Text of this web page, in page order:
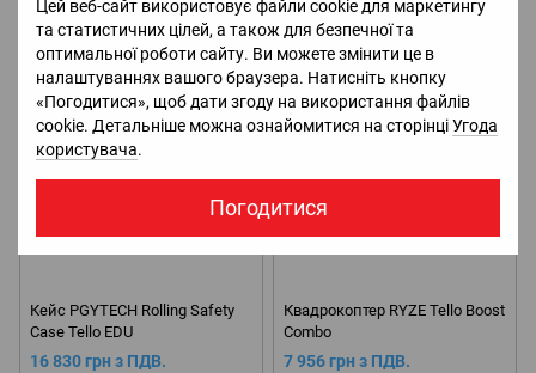
Цей веб-сайт використовує файли cookie для маркетингу
та статистичних цілей, а також для безпечної та
оптимальної роботи сайту. Ви можете змінити це в
налаштуваннях вашого браузера. Натисніть кнопку
«Погодитися», щоб дати згоду на використання файлів
cookie. Детальніше можна ознайомитися на сторінціУгода
користувача.
Погодитися
326 грн з ПДВ.
В наявності
8 527 грн з ПДВ.
Немає в наявності
Кейс PGYTECH Rolling Safety
Case Tello EDU
16 830 грн з ПДВ.
Квадрокоптер RYZE Tello Boost
Combo
7 956 грн з ПДВ.